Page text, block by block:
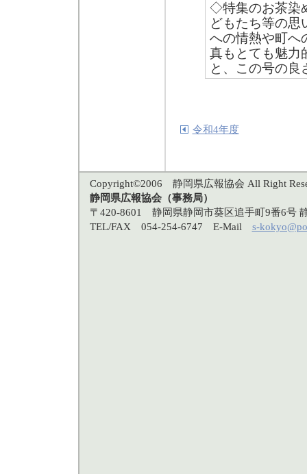
◇特集のお茶染
どもたち等の思
への情熱や町へ
真もとても魅力
と、この号の良
令和4年度
Copyright©2006 静岡県広報協会 All Right
静岡県広報協会（事務局）
〒420-8601 静岡県静岡市葵区追手町9番6号
TEL/FAX 054-254-6747 E-Mail s-